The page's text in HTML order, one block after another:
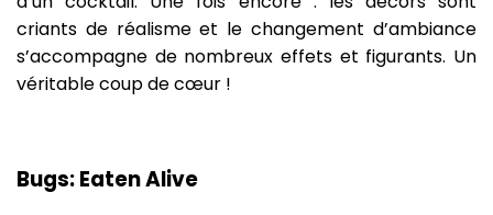
criants de réalisme et le changement d’ambiance
s’accompagne de nombreux effets et figurants. Un
véritable coup de cœur !
Bugs: Eaten Alive